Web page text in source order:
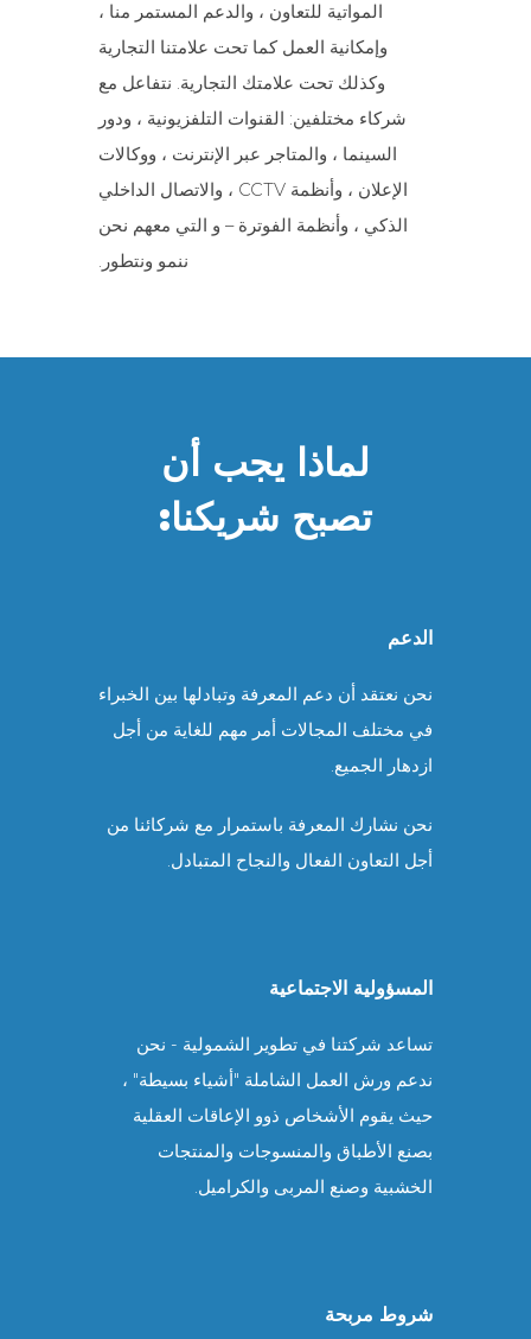
المواتية للتعاون ، والدعم المستمر منا ،
وإمكانية العمل كما تحت علامتنا التجارية
وكذلك تحت علامتك التجارية. نتفاعل مع
شركاء مختلفين: القنوات التلفزيونية ، ودور
السينما ، والمتاجر عبر الإنترنت ، ووكالات
الإعلان ، وأنظمة CCTV ، والاتصال الداخلي
الذكي ، وأنظمة الفوترة – و التي معهم نحن
ننمو ونتطور.
لماذا يجب أن
تصبح شريكنا:
شروط مربحة
المسؤولية الاجتماعية
تساعد شركتنا في تطوير الشمولية - نحن
ندعم ورش العمل الشاملة "أشياء بسيطة" ،
حيث يقوم الأشخاص ذوو الإعاقات العقلية
بصنع الأطباق والمنسوجات والمنتجات
الخشبية وصنع المربى والكراميل.
الدعم
نحن نعتقد أن دعم المعرفة وتبادلها بين الخبراء
في مختلف المجالات أمر مهم للغاية من أجل
ازدهار الجميع.
نحن نشارك المعرفة باستمرار مع شركائنا من
أجل التعاون الفعال والنجاح المتبادل.